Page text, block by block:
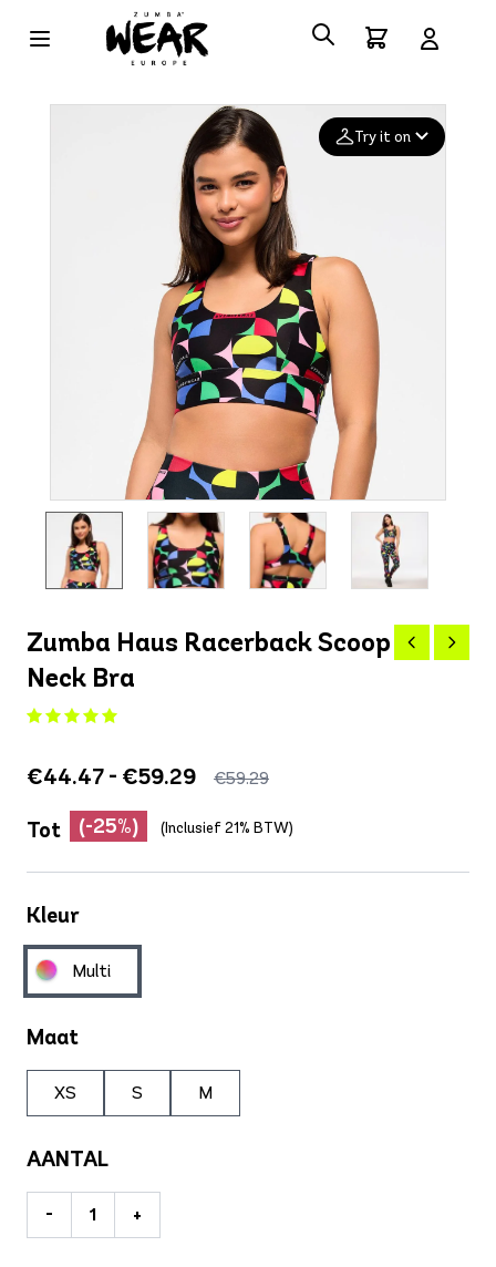
Try it on
Deleted after 24 hours
Zumba Haus Racerback Scoop
Neck Bra
€44.47 - €59.29 €59.29
Tot (-25%) (Inclusief 21% BTW)
Kleur
Multi
Maat
XS S M
AANTAL
- +